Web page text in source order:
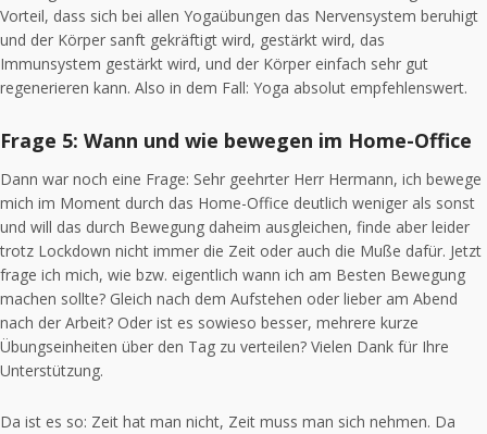
Vorteil, dass sich bei allen Yogaübungen das Nervensystem beruhigt
und der Körper sanft gekräftigt wird, gestärkt wird, das
Immunsystem gestärkt wird, und der Körper einfach sehr gut
regenerieren kann. Also in dem Fall: Yoga absolut empfehlenswert.
Frage 5: Wann und wie bewegen im Home-Office
Dann war noch eine Frage: Sehr geehrter Herr Hermann, ich bewege
mich im Moment durch das Home-Office deutlich weniger als sonst
und will das durch Bewegung daheim ausgleichen, finde aber leider
trotz Lockdown nicht immer die Zeit oder auch die Muße dafür. Jetzt
frage ich mich, wie bzw. eigentlich wann ich am Besten Bewegung
machen sollte? Gleich nach dem Aufstehen oder lieber am Abend
nach der Arbeit? Oder ist es sowieso besser, mehrere kurze
Übungseinheiten über den Tag zu verteilen? Vielen Dank für Ihre
Unterstützung.
Da ist es so: Zeit hat man nicht, Zeit muss man sich nehmen. Da